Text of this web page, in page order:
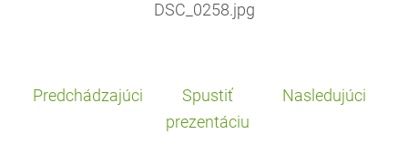
DSC_0258.jpg
Predchádzajúci
Spustiť
prezentáciu
Nasledujúci